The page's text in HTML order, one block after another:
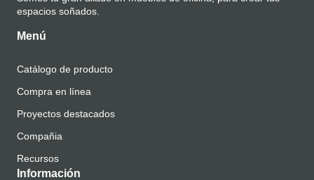
espacios soñados.
Menú
Catálogo de producto
Compra en línea
Proyectos destacados
Compañia
Recursos
Información